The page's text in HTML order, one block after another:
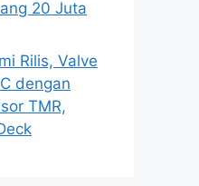
20 Juta
Rilis, Valve
dengan
TMR,